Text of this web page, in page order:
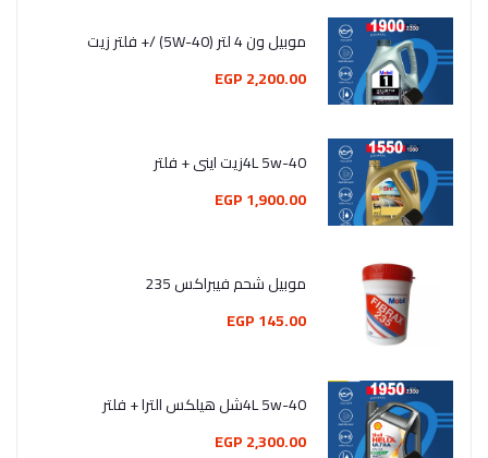
موبيل ون 4 لتر (5W-40) /+ فلتر زيت
2,200.00 EGP
4L 5w-40زيت اينى + فلتر
1,900.00 EGP
موبيل شحم فيبراكس 235
145.00 EGP
4L 5w-40شل هيلكس الترا + فلتر
2,300.00 EGP